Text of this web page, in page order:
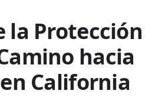
la Protección
hacia
California